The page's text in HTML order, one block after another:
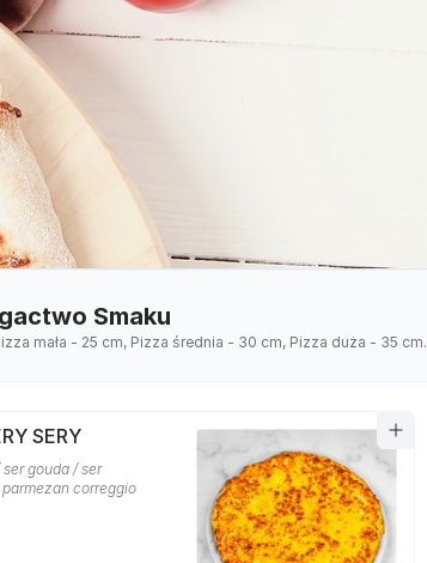
Smaku
mała - 25 cm, Pizza średnia - 30 cm, Pizza duża - 35 cm.
SERY
gouda / ser
correggio